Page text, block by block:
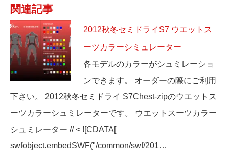
関連記事
2012秋冬セミドライS7 ウエットス
ーツカラーシミュレーター
各モデルのカラーがシュミレーショ
ンできます。 オーダーの際にご利用
下さい。 2012秋冬セミドライ S7Chest-zipのウエットス
ーツカラーシュミレーターです。 ウエットスーツカラー
シュミレーター // < ![CDATA[
swfobject.embedSWF("/common/swf/201…